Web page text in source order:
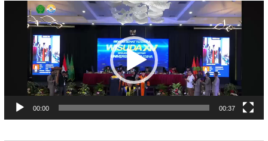
Pemutar
00:00 00:37